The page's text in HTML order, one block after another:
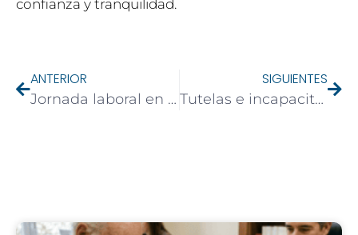
confianza y tranquilidad.
ANTERIOR
Jornada laboral en España: Derechos, límites y regulaciones
SIGUIENTES
Tutelas e incapacitaciones: Procesos judiciales y asesoramiento legal